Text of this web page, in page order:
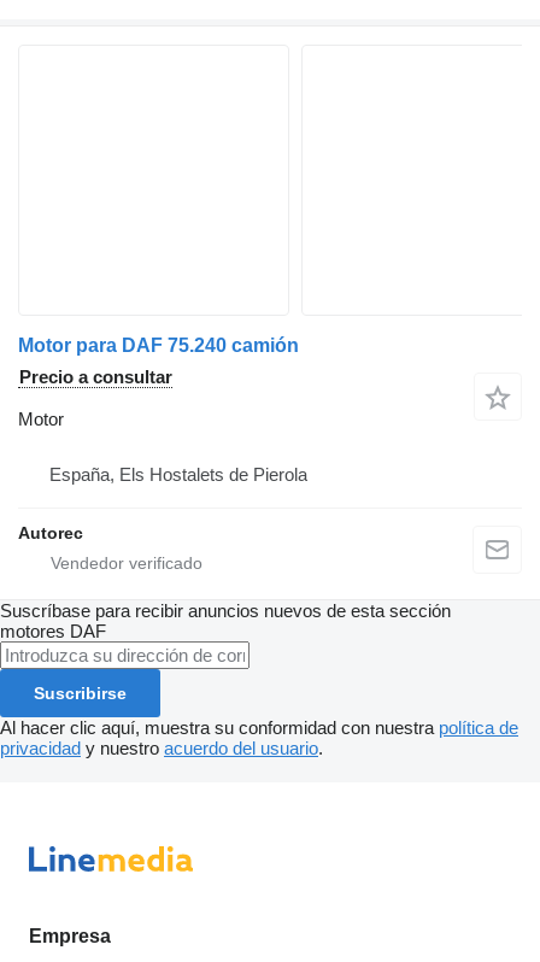
Motor para DAF 75.240 camión
Precio a consultar
Motor
España, Els Hostalets de Pierola
Autorec
Suscríbase para recibir anuncios nuevos de esta sección
motores DAF
Suscribirse
Al hacer clic aquí, muestra su conformidad con nuestra política de
privacidad y nuestro acuerdo del usuario.
Empresa